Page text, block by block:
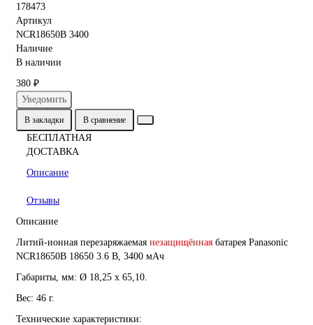
178473
Артикул
NCR18650B 3400
Наличие
В наличии
380 ₽
Уведомить
В закладки В сравнение
БЕСПЛАТНАЯ
ДОСТАВКА
Описание
Отзывы
Описание
Литий-ионная перезаряжаемая незащищённая батарея Panasonic
NCR18650B 18650 3.6 В, 3400 мАч
Габариты, мм: Ø 18,25 x 65,10.
Вес: 46 г.
Технические характеристики: